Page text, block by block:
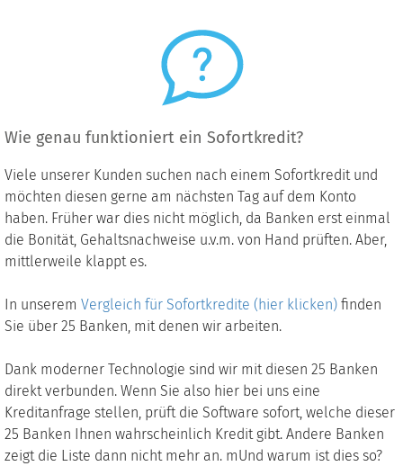
Wie genau funktioniert ein Sofortkredit?
Viele unserer Kunden suchen nach einem Sofortkredit und
möchten diesen gerne am nächsten Tag auf dem Konto
haben. Früher war dies nicht möglich, da Banken erst einmal
die Bonität, Gehaltsnachweise u.v.m. von Hand prüften. Aber,
mittlerweile klappt es.
In unserem Vergleich für Sofortkredite (hier klicken) finden
Sie über 25 Banken, mit denen wir arbeiten.
Dank moderner Technologie sind wir mit diesen 25 Banken
direkt verbunden. Wenn Sie also hier bei uns eine
Kreditanfrage stellen, prüft die Software sofort, welche dieser
25 Banken Ihnen wahrscheinlich Kredit gibt. Andere Banken
zeigt die Liste dann nicht mehr an. mUnd warum ist dies so?